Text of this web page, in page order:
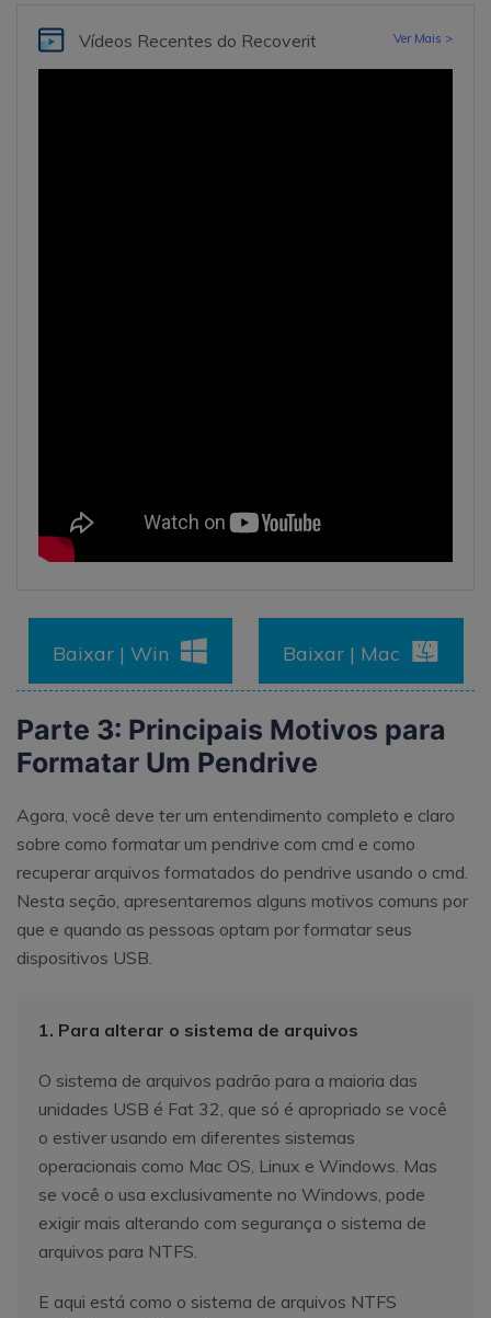
Vídeos Recentes do Recoverit Ver Mais >
Baixar | Win Baixar | Mac
Parte 3: Principais Motivos para
Formatar Um Pendrive
Agora, você deve ter um entendimento completo e claro
sobre como formatar um pendrive com cmd e como
recuperar arquivos formatados do pendrive usando o cmd.
Nesta seção, apresentaremos alguns motivos comuns por
que e quando as pessoas optam por formatar seus
dispositivos USB.
1. Para alterar o sistema de arquivos
O sistema de arquivos padrão para a maioria das
unidades USB é Fat 32, que só é apropriado se você
o estiver usando em diferentes sistemas
operacionais como Mac OS, Linux e Windows. Mas
se você o usa exclusivamente no Windows, pode
exigir mais alterando com segurança o sistema de
arquivos para NTFS.
E aqui está como o sistema de arquivos NTFS